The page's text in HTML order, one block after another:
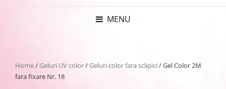
MENU
Home/Geluri UV color/Geluri color fara sclipici/ Gel Color 2M
fara fixare Nr. 18